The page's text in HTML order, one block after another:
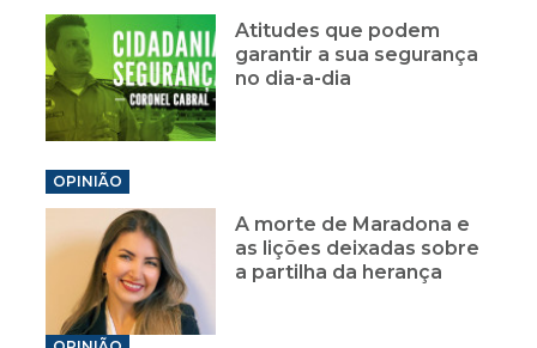
Atitudes que podem
garantir a sua segurança
no dia-a-dia
OPINIÃO
A morte de Maradona e
as lições deixadas sobre
a partilha da herança